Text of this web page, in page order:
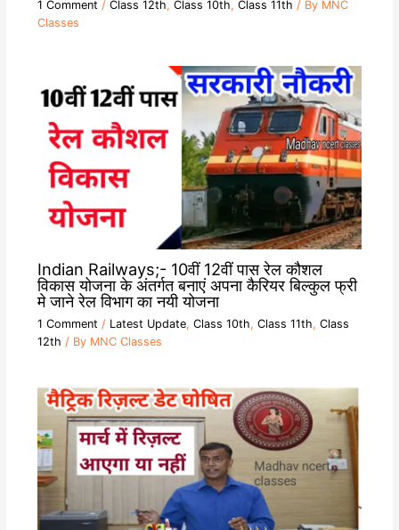
1 Comment / Class 12th, Class 10th, Class 11th / By MNC
Classes
Indian Railways;- 10वीं 12वीं पास रेल कौशल
विकास योजना के अंतर्गत बनाएं अपना कैरियर बिल्कुल फ्री
मे जाने रेल विभाग का नयी योजना
1 Comment / Latest Update, Class 10th, Class 11th, Class
12th / By MNC Classes